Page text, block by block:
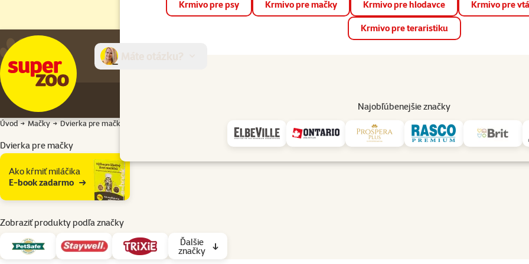
📱 Stiahnite si novú aplikáciu Super zoo.Viac informácií
Krmivo pre psy Krmivo pre mačky Krmivo pre hlodavce Krmivo pre
Krmivo pre teraristiku
Najobľúbenejšie značky
Predajne Služby
Úvod Mačky Dvierka pre mačky
Dvierka pre mačky
Podkategória
Ako kŕmiť miláčika
E-book zadarmo
Zobraziť produkty podľa značky
Ďalšie
značky